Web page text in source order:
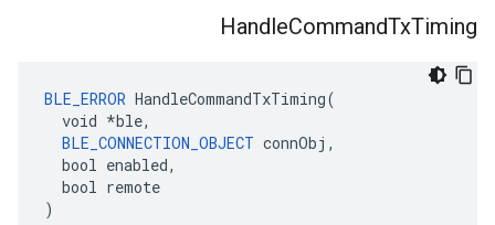
HandleCommandTxTiming
BLE_ERROR HandleCommandTxTiming(
  void *ble,
BLE_CONNECTION_OBJECT connObj,
  bool enabled,
  bool remote
)